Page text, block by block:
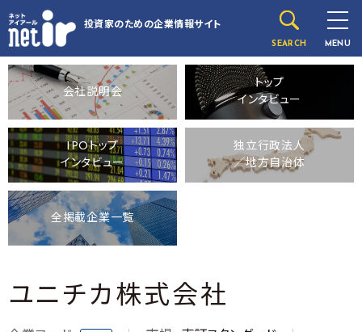
投資家のための企業情報サイト
SEARCH MENU
会社説明会
トップ
インタビュー
IPOトップ
インタビュー
独立行政法人
／地方自治体
全掲載企業一覧
ユニチカ株式会社